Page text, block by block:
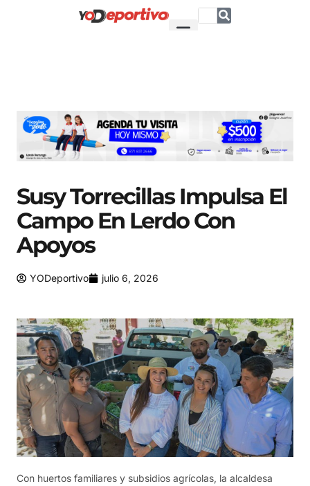
Susy Torrecillas Impulsa El
Campo En Lerdo Con
Apoyos
YODeportivo julio 6, 2026
Con huertos familiares y subsidios agrícolas, la alcaldesa